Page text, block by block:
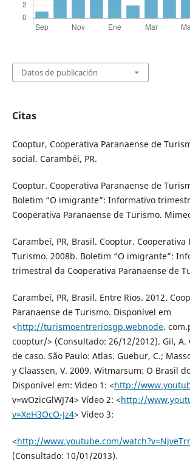
Datos de publicación
Citas
Cooptur, Cooperativa Paranaense de
social. Carambéi, PR.
Cooptur. Cooperativa Paranaense de
Boletim “O imigrante”: Informativo
Cooperativa Paranaense de Turismo.
Carambeí, PR, Brasil. Cooptur. Cooperativa
Turismo. 2008b. Boletim “O imigrante”:
trimestral da Cooperativa Paranaense de
Carambeí, PR, Brasil. Entre Rios. 2012.
Paranaense de Turismo. Disponível em
<http://turismoentreriosgp.webnode.
cooptur/> (Consultado: 26/12/2012). Gil, A.
de caso. São Paulo: Atlas. Guebur, C.;
y Claassen, V. 2009. Witmarsum: O Brasil
Disponível em: Vídeo 1: <http://
v=wOzicGlWJ74> Vídeo 2: <http://
v=XeH3OcO-Jz4> Vídeo 3:
<http://www.youtube.com/
(Consultado: 10/01/2013).